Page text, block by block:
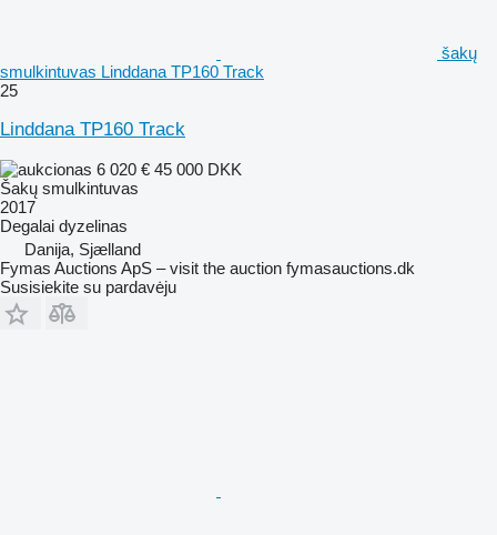
šakų
smulkintuvas Linddana TP160 Track
25
Linddana TP160 Track
6 020 € 45 000 DKK
Šakų smulkintuvas
2017
Degalai dyzelinas
Danija, Sjælland
Fymas Auctions ApS – visit the auction fymasauctions.dk
Susisiekite su pardavėju